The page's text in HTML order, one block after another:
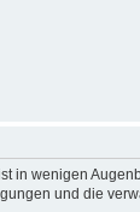
in wenigen
und die